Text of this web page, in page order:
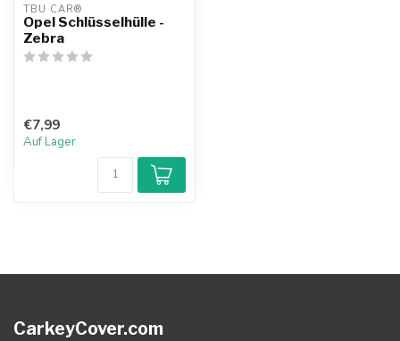
TBU CAR®
Opel Schlüsselhülle -
Zebra
€7,99
Auf Lager
CarkeyCover.com